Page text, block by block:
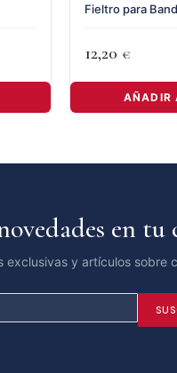
Fieltro para
12,20 €
AÑADIR
en tu
exclusivas y artículos sobre